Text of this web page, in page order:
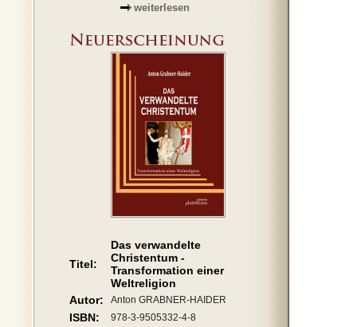
weiterlesen
Titel:
Das verwandelte
Christentum -
Transformation einer
Weltreligion
Autor:
Anton GRABNER-HAIDER
ISBN: 978-3-9505332-4-8